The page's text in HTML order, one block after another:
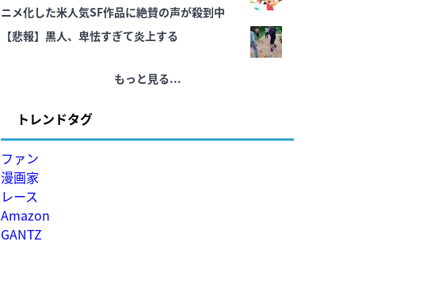
ニメ化した米人気SF作品に絶賛の声が殺到中
【悲報】黒人、卑怯すぎて炎上する
もっと見る...
トレンドタグ
ファン
漫画家
レース
Amazon
GANTZ